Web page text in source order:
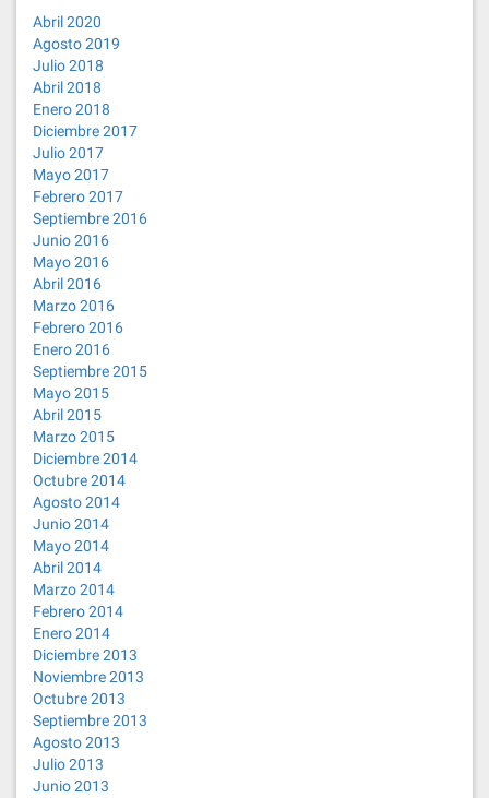
Abril 2020
Agosto 2019
Julio 2018
Abril 2018
Enero 2018
Diciembre 2017
Julio 2017
Mayo 2017
Febrero 2017
Septiembre 2016
Junio 2016
Mayo 2016
Abril 2016
Marzo 2016
Febrero 2016
Enero 2016
Septiembre 2015
Mayo 2015
Abril 2015
Marzo 2015
Diciembre 2014
Octubre 2014
Agosto 2014
Junio 2014
Mayo 2014
Abril 2014
Marzo 2014
Febrero 2014
Enero 2014
Diciembre 2013
Noviembre 2013
Octubre 2013
Septiembre 2013
Agosto 2013
Julio 2013
Junio 2013